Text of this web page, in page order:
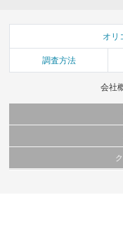
オリ
調査方法
会社
当サイトで公開されている情報
これらの情報を権利者の許可な
当サイトに掲載している内容は
弊社の見解・ 意見ではないこと
このサイトでは Cookie を使用